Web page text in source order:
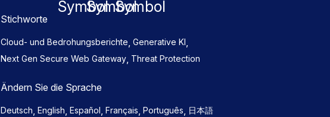
Stichworte
Cloud- und Bedrohungsberichte, Generative KI,
Next Gen Secure Web Gateway, Threat Protection
Ändern Sie die Sprache
Deutsch, English, Español, Français, Português, 日本語